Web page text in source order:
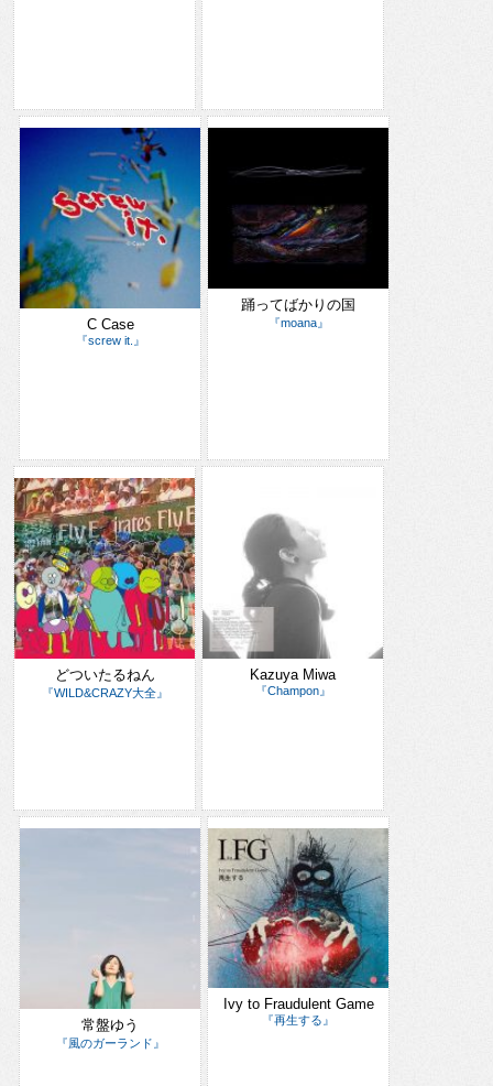
C Case
『screw it.』
踊ってばかりの国
『moana』
どついたるねん
『WILD&CRAZY大全』
Kazuya Miwa
『Champon』
常盤ゆう
『風のガーランド』
Ivy to Fraudulent Game
『再生する』